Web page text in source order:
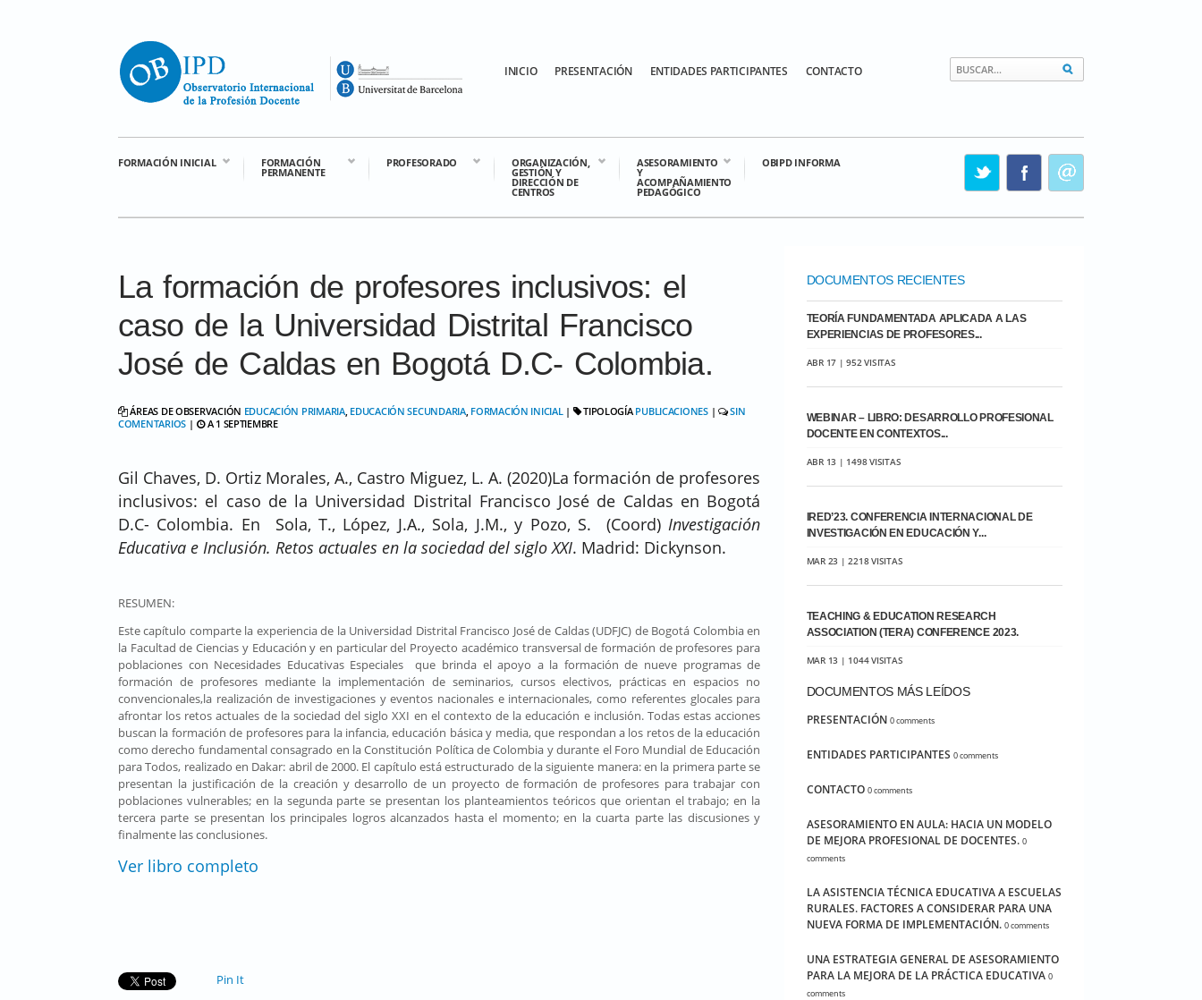
INICIO PRESENTACIÓN ENTIDADES PARTICIPANTES CONTACTO
FORMACIÓN INICIAL FORMACIÓN
PERMANENTE
PROFESORADO ORGANIZACIÓN,
GESTIÓN Y
DIRECCIÓN DE
CENTROS
ASESORAMIENTO
Y
ACOMPAÑAMIENTO
PEDAGÓGICO
OBIPD INFORMA
La formación de profesores inclusivos: el
caso de la Universidad Distrital Francisco
José de Caldas en Bogotá D.C- Colombia.
ÁREAS DE OBSERVACIÓN EDUCACIÓN PRIMARIA, EDUCACIÓN SECUNDARIA, FORMACIÓN INICIAL| TIPOLOGÍAPUBLICACIONES|
SIN
COMENTARIOS| A 1 SEPTIEMBRE
Gil Chaves, D. Ortiz Morales, A., Castro Miguez, L. A. (2020)La formación de profesores
inclusivos: el caso de la Universidad Distrital Francisco José de Caldas en Bogotá
D.C- Colombia. En Sola, T., López, J.A., Sola, J.M., y Pozo, S. (Coord)Investigación
Educativa e Inclusión. Retos actuales en la sociedad del siglo XXI. Madrid: Dickynson.
RESUMEN:
Este capítulo comparte la experiencia de la Universidad Distrital Francisco José de Caldas (UDFJC) de Bogotá Colombia en
la Facultad de Ciencias y Educación y en particular del Proyecto académico transversal de formación de profesores para
poblaciones con Necesidades Educativas Especiales que brinda el apoyo a la formación de nueve programas de
formación de profesores mediante la implementación de seminarios, cursos electivos, prácticas en espacios no
convencionales,la realización de investigaciones y eventos nacionales e internacionales, como referentes glocales para
afrontar los retos actuales de la sociedad del siglo XXI en el contexto de la educación e inclusión. Todas estas acciones
buscan la formación de profesores para la infancia, educación básica y media, que respondan a los retos de la educación
como derecho fundamental consagrado en la Constitución Política de Colombia y durante el Foro Mundial de Educación
para Todos, realizado en Dakar: abril de 2000. El capítulo está estructurado de la siguiente manera: en la primera parte se
presentan la justificación de la creación y desarrollo de un proyecto de formación de profesores para trabajar con
poblaciones vulnerables; en la segunda parte se presentan los planteamientos teóricos que orientan el trabajo; en la
tercera parte se presentan los principales logros alcanzados hasta el momento; en la cuarta parte las discusiones y
finalmente las conclusiones.
Ver libro completo
Pin It
DOCUMENTOS RECIENTES
TEORÍA FUNDAMENTADA APLICADA A LAS
EXPERIENCIAS DE PROFESORES...
ABR 17 | 952 VISITAS
WEBINAR – LIBRO: DESARROLLO PROFESIONAL
DOCENTE EN CONTEXTOS...
ABR 13 | 1498 VISITAS
IRED’23. CONFERENCIA INTERNACIONAL DE
INVESTIGACIÓN EN EDUCACIÓN Y...
MAR 23 | 2218 VISITAS
TEACHING & EDUCATION RESEARCH
ASSOCIATION (TERA) CONFERENCE 2023.
MAR 13 | 1044 VISITAS
DOCUMENTOS MÁS LEÍDOS
PRESENTACIÓN 0 comments
ENTIDADES PARTICIPANTES 0 comments
CONTACTO 0 comments
ASESORAMIENTO EN AULA: HACIA UN MODELO
DE MEJORA PROFESIONAL DE DOCENTES. 0
comments
LA ASISTENCIA TÉCNICA EDUCATIVA A ESCUELAS
RURALES. FACTORES A CONSIDERAR PARA UNA
NUEVA FORMA DE IMPLEMENTACIÓN. 0 comments
UNA ESTRATEGIA GENERAL DE ASESORAMIENTO
PARA LA MEJORA DE LA PRÁCTICA EDUCATIVA 0
comments